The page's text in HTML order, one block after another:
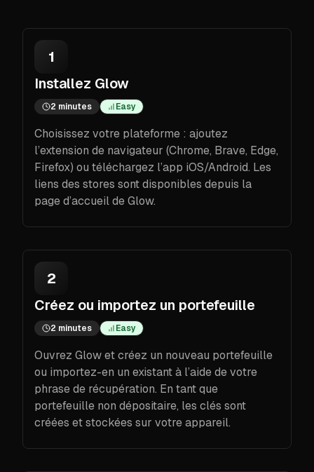
1
Installez Glow
2 minutes Easy
Choisissez votre plateforme : ajoutez
l’extension de navigateur (Chrome, Brave, Edge,
Firefox) ou téléchargez l’app iOS/Android. Les
liens des stores sont disponibles depuis la
page d’accueil de Glow.
2
Créez ou importez un portefeuille
2 minutes Easy
Ouvrez Glow et créez un nouveau portefeuille
ou importez-en un existant à l’aide de votre
phrase de récupération. En tant que
portefeuille non dépositaire, les clés sont
créées et stockées sur votre appareil.